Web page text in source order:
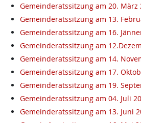
Gemeinderatssitzung am 20. März
Gemeinderatssitzung am 13.
Gemeinderatssitzung am 16.
Gemeinderatssitzung am
Gemeinderatssitzung am 14.
Gemeinderatssitzung am 17.
Gemeinderatssitzung am 19.
Gemeinderatssitzung am 04. Juli
Gemeinderatssitzung am 13. Juni